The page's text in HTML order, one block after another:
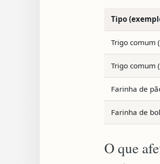
Tipo
Trigo comum
Trigo comum
Farinha de
Farinha de
O que